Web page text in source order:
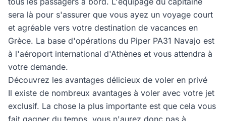
sera là pour s'assurer que vous ayez un voyage court
et agréable vers votre destination de vacances en
Grèce. La base d'opérations du Piper PA31 Navajo est
à l'aéroport international d'Athènes et vous attendra à
votre demande.
Découvrez les avantages délicieux de voler en privé
Il existe de nombreux avantages à voler avec votre jet
exclusif. La chose la plus importante est que cela vous
fait gagner du temps, vous n'aurez donc pas à